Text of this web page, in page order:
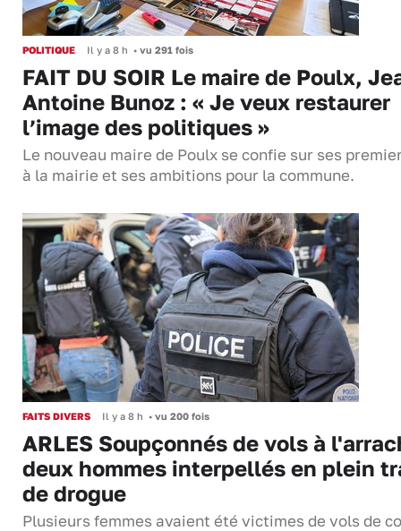
POLITIQUE Il y a 8 h • vu 291 fois
FAIT DU SOIR Le maire de Poulx,
Antoine Bunoz : « Je veux restaurer
l’image des politiques »
Le nouveau maire de Poulx se confie sur ses
à la mairie et ses ambitions pour la commune.
FAITS DIVERS Il y a 8 h • vu 200 fois
ARLES Soupçonnés de vols à
deux hommes interpellés en plein
de drogue
Plusieurs femmes avaient été victimes de vols de